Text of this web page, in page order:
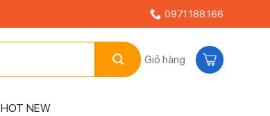
0971.188.166
Giỏ hàng
HOT NEW